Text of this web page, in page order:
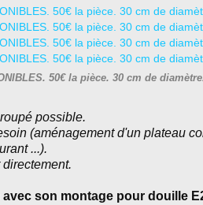
50€ la pièce. 30 cm de
possible.
(aménagement d'un plateau
...).
son montage pour douille